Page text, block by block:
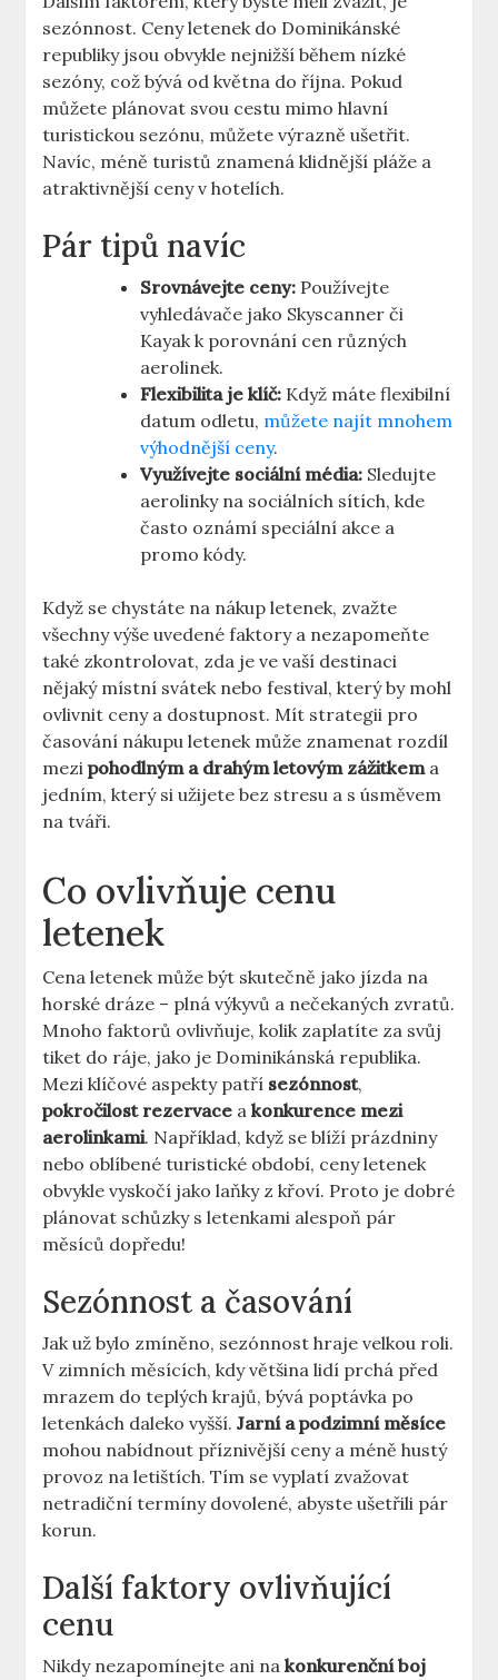
sezónnost. Ceny letenek do Dominikánské
republiky jsou obvykle nejnižší během nízké
sezóny, což bývá od května do října. Pokud
můžete plánovat svou cestu mimo hlavní
turistickou sezónu, můžete výrazně ušetřit.
Navíc, méně turistů znamená klidnější pláže a
atraktivnější ceny v hotelích.
Pár tipů navíc
Srovnávejte ceny: Používejte
vyhledávače jako Skyscanner či
Kayak k porovnání cen různých
aerolinek.
Flexibilita je klíč: Když máte flexibilní
datum odletu, můžete najít mnohem
výhodnější ceny.
Využívejte sociální média: Sledujte
aerolinky na sociálních sítích, kde
často oznámí speciální akce a
promo kódy.
Když se chystáte na nákup letenek, zvažte
všechny výše uvedené faktory a nezapomeňte
také zkontrolovat, zda je ve vaší destinaci
nějaký místní svátek nebo festival, který by mohl
ovlivnit ceny a dostupnost. Mít strategii pro
časování nákupu letenek může znamenat rozdíl
mezipohodlným a drahým letovým zážitkema
jedním, který si užijete bez stresu a s úsměvem
na tváři.
Co ovlivňuje cenu
letenek
Cena letenek může být skutečně jako jízda na
horské dráze – plná výkyvů a nečekaných zvratů.
Mnoho faktorů ovlivňuje, kolik zaplatíte za svůj
tiket do ráje, jako je Dominikánská republika.
Mezi klíčové aspekty patří sezónnost,
pokročilost rezervace akonkurence mezi
aerolinkami. Například, když se blíží prázdniny
nebo oblíbené turistické období, ceny letenek
obvykle vyskočí jako laňky z křoví. Proto je dobré
plánovat schůzky s letenkami alespoň pár
měsíců dopředu!
Sezónnost a časování
Jak už bylo zmíněno, sezónnost hraje velkou roli.
V zimních měsících, kdy většina lidí prchá před
mrazem do teplých krajů, bývá poptávka po
letenkách daleko vyšší.Jarní a podzimní měsíce
mohou nabídnout příznivější ceny a méně hustý
provoz na letištích. Tím se vyplatí zvažovat
netradiční termíny dovolené, abyste ušetřili pár
korun.
Další faktory ovlivňující
cenu
Nikdy nezapomínejte ani nakonkurenční boj